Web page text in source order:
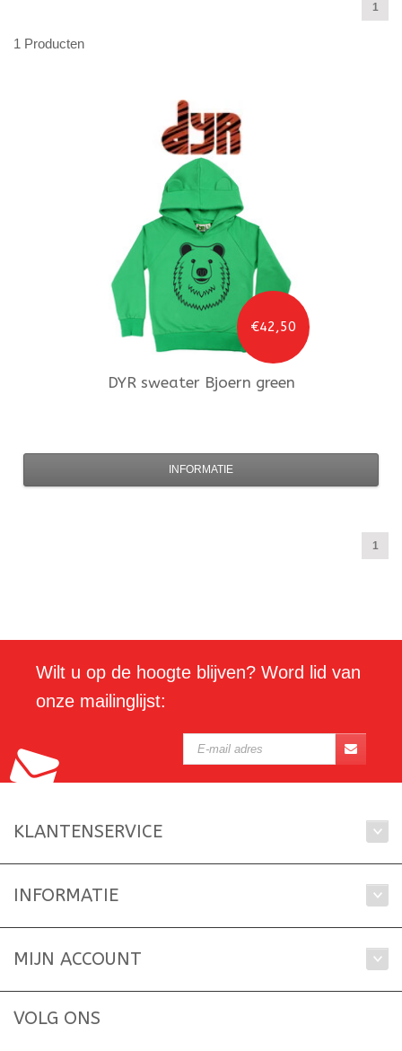
1
1 Producten
€42,50
DYR sweater Bjoern green
INFORMATIE
1
Wilt u op de hoogte blijven? Word lid van
onze mailinglijst:
KLANTENSERVICE
INFORMATIE
MIJN ACCOUNT
VOLG ONS